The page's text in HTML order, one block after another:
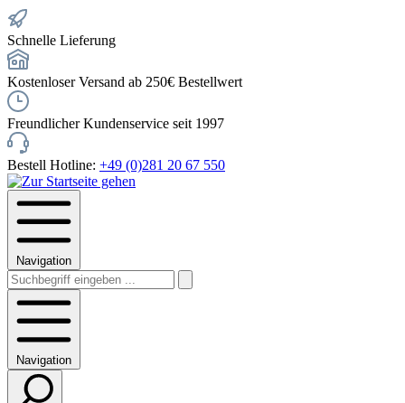
Schnelle Lieferung
Kostenloser Versand ab 250€ Bestellwert
Freundlicher Kundenservice seit 1997
Bestell Hotline: +49 (0)281 20 67 550
Navigation
Navigation